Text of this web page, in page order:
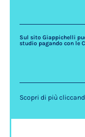
Sul sito Giappichelli
studio pagando con le
Scopri di più